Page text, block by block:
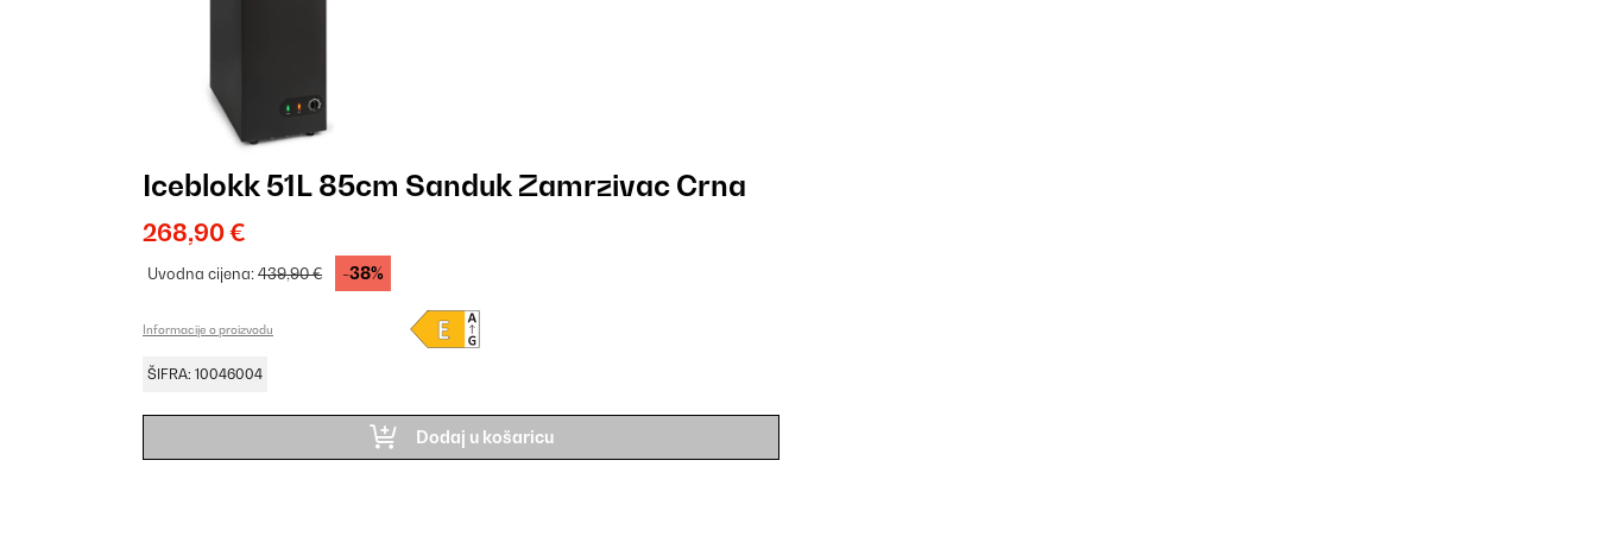
Iceblokk 51L 85cm Sanduk Zamrzivac Crna
268,90 €
Uvodna cijena:439,90 € -38%
Informacije o proizvodu
ŠIFRA: 10046004
Dodaj u košaricu